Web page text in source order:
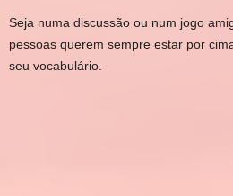
Seja numa discussão ou num jogo
pessoas querem sempre estar por
seu vocabulário.